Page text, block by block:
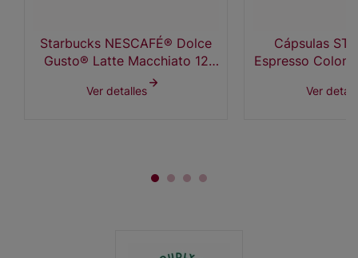
Starbucks NESCAFÉ® Dolce
Gusto® Latte Macchiato 12
Cápsulas
Ver detalles
Cápsulas
Espresso
Ver